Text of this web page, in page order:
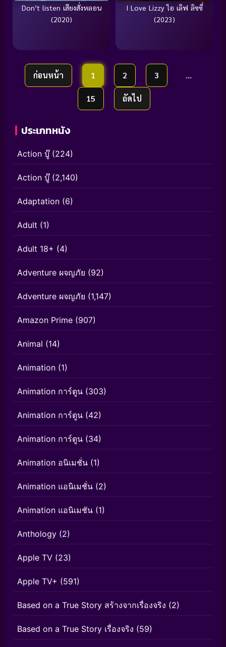
Don’t listen เสียงสั่งหลอน
(2020)
I Love Lizzy ไอ เลิฟ ลิซซี่
(2023)
ก่อนหน้า 1 2 3 …
15 ถัดไป
ประเภทหนัง
Action บู๊(224)
Action บู๊(2,140)
Adaptation (6)
Adult (1)
Adult 18+ (4)
Adventure ผจญภัย (92)
Adventure ผจญภัย (1,147)
Amazon Prime (907)
Animal (14)
Animation (1)
Animation การ์ตูน (303)
Animation การ์ตูน (42)
Animation การ์ตูน (34)
Animation อนิเมชั่น (1)
Animation แอนิเมชั่น (2)
Animation แอนิเมชัน (1)
Anthology (2)
Apple TV (23)
Apple TV+ (591)
Based on a True Story สร้างจากเรื่องจริง (2)
Based on a True Story เรื่องจริง (59)